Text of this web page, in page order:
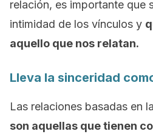
relación, es importante que
intimidad de los vínculos y
aquello que nos relatan.
Lleva la sinceridad
Las relaciones basadas en
son aquellas que tienen